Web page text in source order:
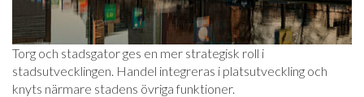
Torg och stadsgator ges en mer strategisk roll i
stadsutvecklingen. Handel integreras i platsutveckling och
knyts närmare stadens övriga funktioner.